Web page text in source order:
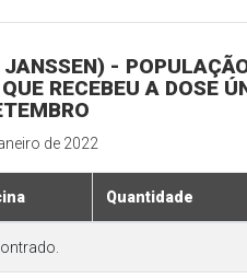
JANSSEN) -
RECEBEU A DOSE
de 2022
Quantidade